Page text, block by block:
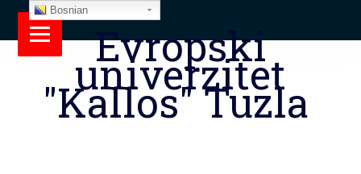
Evropski
univerzitet
"Kallos" Tuzla
Bosnian